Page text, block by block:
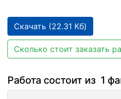
Скачать (22.31 Кб)
Сколько стоит заказать
Работа состоит из 1